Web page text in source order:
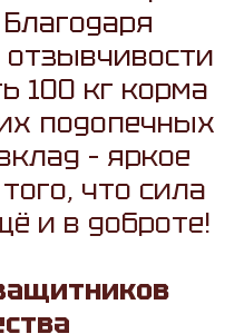
отзывчивости
100 кг корма
подопечных
– яркое
что сила
и в доброте!